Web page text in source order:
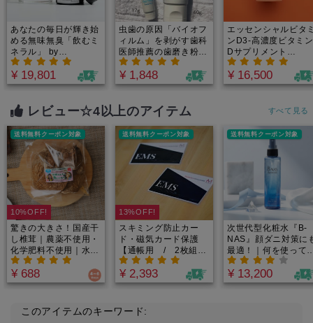
あなたの毎日が輝き始
める無味無臭「飲むミ
ネラル」 by
Minery(ミネリー）カ
ナダ原生林から誕生！
重金属・農薬テスト済
月分でお得！1日188
円からのミネラル週
間。
¥ 19,801
虫歯の原因「バイオフ
ィルム」を剥がす歯科
医師推薦の歯磨き粉
【メンソール】 60g
¥ 1,848
エッセンシャルビタ
ンD3-高濃度ビタミン
Dサプリメント
4000IU/1カプセル｜
完全オーガニック×非
加熱×天然型ビタミン
ィーガン仕様で安心
Minery（ミネリー）
¥ 16,500
レビュー☆4以上のアイテム すべて見る
10%OFF!
送料無料クーポン対象
驚きの大きさ！国産干
し椎茸｜農薬不使用・
化学肥料不使用｜水素
の霧（キリ）でプリッ
プリに！森の中で育っ
たような大ぶりキノ
でギュッと閉じ込めま
した！肉厚なのでグリ
¥ 688
13%OFF!
送料無料クーポン対象
スキミング防止カー
ド・磁気カード保護
【通帳用 / 2枚組】
｜通帳・パスポートな
ど犯罪防止・クレジッ
トカードに。電磁波を
ビデンス付き商品！
¥ 2,393
送料無料クーポン対象
次世代型化粧水『B-
NAS』顔ダニ対策に
最適！｜何を使って
ブツブツが気になる
いう方へ！肌本来の
を取り戻す還元ミネ
¥ 13,200
このアイテムのキーワード: